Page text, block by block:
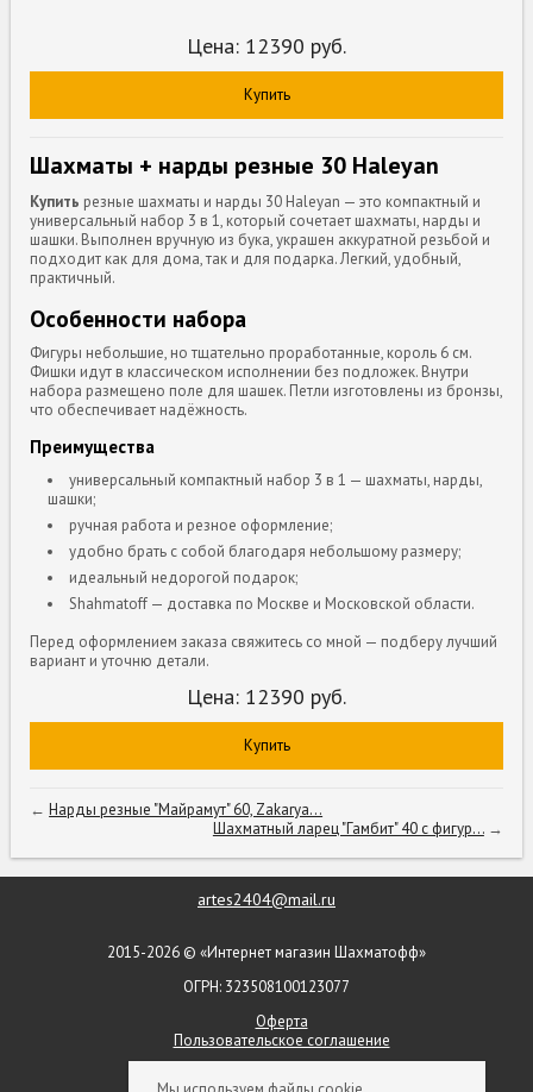
Цена: 12390 руб.
Купить
Шахматы + нарды резные 30 Haleyan
Купить резные шахматы и нарды 30 Haleyan — это компактный и
универсальный набор 3 в 1, который сочетает шахматы, нарды и
шашки. Выполнен вручную из бука, украшен аккуратной резьбой и
подходит как для дома, так и для подарка. Легкий, удобный,
практичный.
Особенности набора
Фигуры небольшие, но тщательно проработанные, король 6 см.
Фишки идут в классическом исполнении без подложек. Внутри
набора размещено поле для шашек. Петли изготовлены из бронзы,
что обеспечивает надёжность.
Преимущества
универсальный компактный набор 3 в 1 — шахматы, нарды,
шашки;
ручная работа и резное оформление;
удобно брать с собой благодаря небольшому размеру;
идеальный недорогой подарок;
Shahmatoff — доставка по Москве и Московской области.
Перед оформлением заказа свяжитесь со мной — подберу лучший
вариант и уточню детали.
Цена: 12390 руб.
Купить
←Нарды резные "Майрамут" 60, Zakarya...
Шахматный ларец "Гамбит" 40 с фигур...→
artes2404@mail.ru
2015-2026 © «Интернет магазин Шахматофф»
ОГРН: 323508100123077
Оферта
Пользовательское соглашение